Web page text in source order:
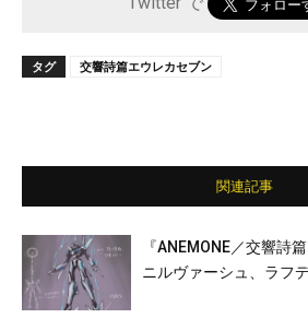
タグ 交響詩篇エウレカセブン
関連記事
『ANEMONE／交響詩
ニルヴァーシュ、ラフ